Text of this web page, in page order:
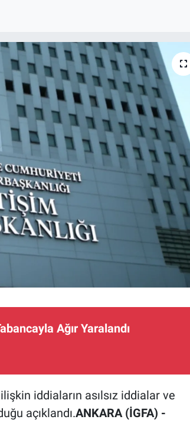
Ağır Yaralandı
iddiaların asılsız iddialar ve
açıklandı.ANKARA (İGFA) -